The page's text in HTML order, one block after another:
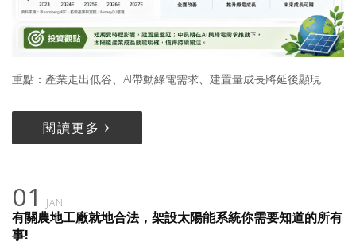
重點：產業走出低谷、AI帶動綠電需求、建置量成長將延後顯現
閱讀更多
01 JAN
有關農地工廠就地合法，架設太陽能系統你需要知道的所有
事!